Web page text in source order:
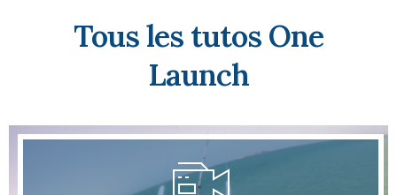
Tous les tutos One
Launch